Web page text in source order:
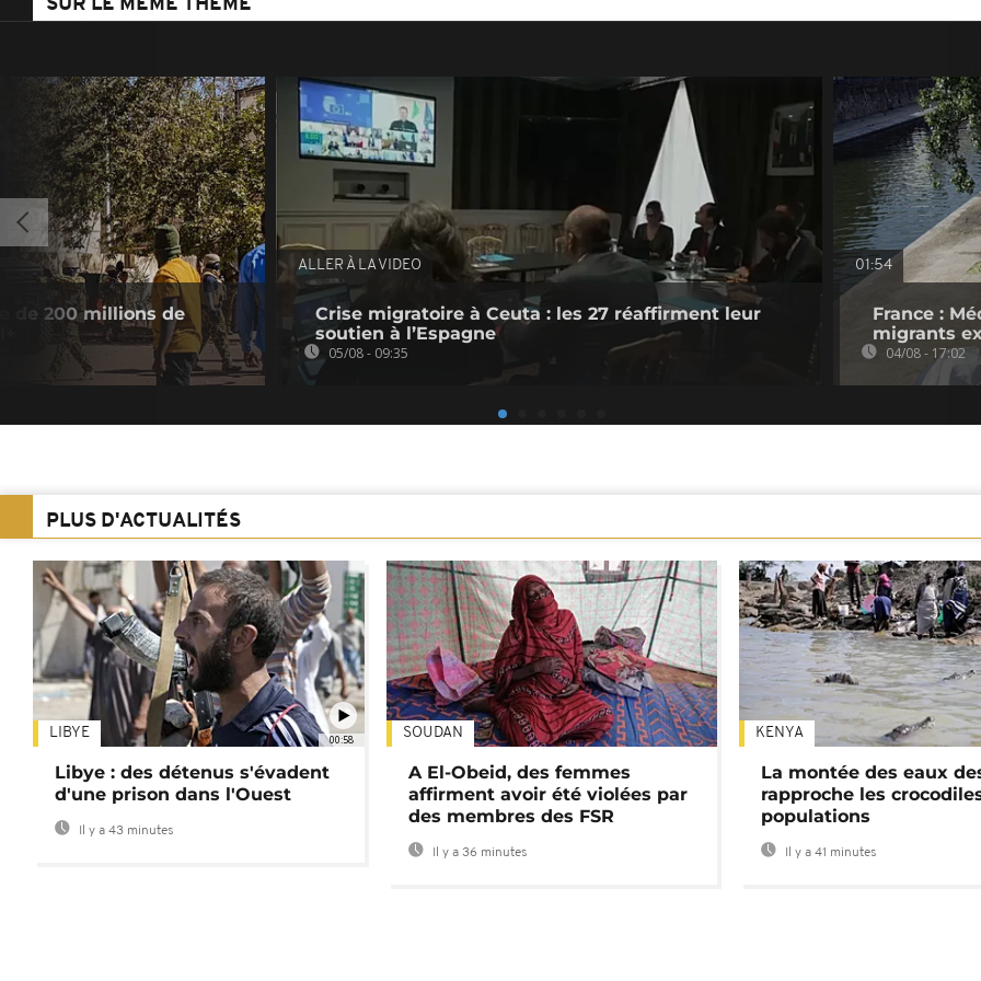
SUR LE MÊME THÈME
de 200 millions de
ALLER À LA VIDEO
Crise migratoire à Ceuta : les 27 réaffirment leur
soutien à l’Espagne
05/08 - 09:35
01:54
France :
migrants
04/08 - 17:02
PLUS D'ACTUALITÉS
00:58
LIBYE
Libye : des détenus s'évadent
d'une prison dans l'Ouest
Il y a 43 minutes
SOUDAN
A El-Obeid, des femmes
affirment avoir été violées par
des membres des FSR
Il y a 36 minutes
KENYA
La montée des eaux
rapproche les
populations
Il y a 41 minutes